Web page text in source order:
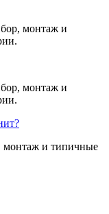
монтаж и
монтаж и
монтаж и типичные